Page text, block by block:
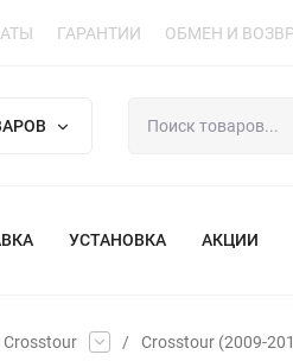
ГАРАНТИИ ОБМЕН И
УСТАНОВКА АКЦИИ
Crosstour / Crosstour (2009-